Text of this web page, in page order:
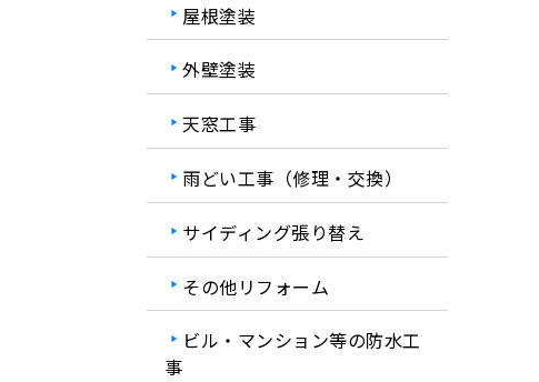
屋根塗装
外壁塗装
天窓工事
雨どい工事（修理・交換）
サイディング張り替え
その他リフォーム
ビル・マンション等の防水工
事